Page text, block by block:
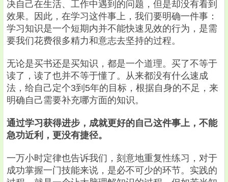
决自己在生活、工作中遇到的问题，但是却没有看到
效果。因此，在学习这件事上，我们要明确一件事：
学习知识是一个短期内并不能快速见效的行为，是需
要我们花费很多精力和意志去坚持的过程。
无论是买书还是买知识，都是一个道理。买了不等于
读了，读了也并不等于懂了。从来都没有什么速成
法，给自己定个3到5年的目标，根据自身的不足，来
明确自己需要补充哪方面的知识。
通过学习获得进步，成就更好的自己这件事上，不能
急功近利，更没有捷径。
一万小时定律也告诉我们，刻意地重复性练习，对于
成功掌握一门技能来说，是必不可少的环节。实践的